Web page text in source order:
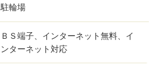
駐輪場
ＢＳ端子、インターネット無料、イ
ンターネット対応